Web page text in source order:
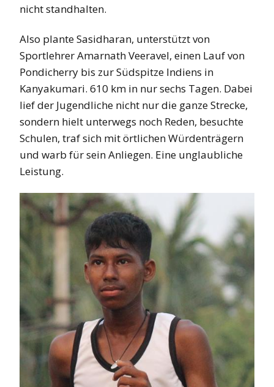
nicht standhalten.
Also plante Sasidharan, unterstützt von
Sportlehrer Amarnath Veeravel, einen Lauf von
Pondicherry bis zur Südspitze Indiens in
Kanyakumari. 610 km in nur sechs Tagen. Dabei
lief der Jugendliche nicht nur die ganze Strecke,
sondern hielt unterwegs noch Reden, besuchte
Schulen, traf sich mit örtlichen Würdenträgern
und warb für sein Anliegen. Eine unglaubliche
Leistung.